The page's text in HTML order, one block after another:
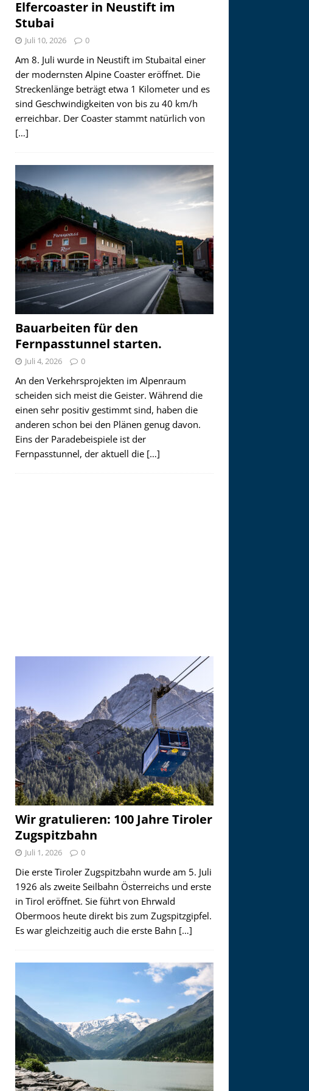
Elfercoaster in Neustift im
Stubai
Juli 10, 2026 0
Am 8. Juli wurde in Neustift im Stubaital einer
der modernsten Alpine Coaster eröffnet. Die
Streckenlänge beträgt etwa 1 Kilometer und es
sind Geschwindigkeiten von bis zu 40 km/h
erreichbar. Der Coaster stammt natürlich von
[…]
Bauarbeiten für den
Fernpasstunnel starten.
Juli 4, 2026 0
An den Verkehrsprojekten im Alpenraum
scheiden sich meist die Geister. Während die
einen sehr positiv gestimmt sind, haben die
anderen schon bei den Plänen genug davon.
Eins der Paradebeispiele ist der
Fernpasstunnel, der aktuell die […]
Wir gratulieren: 100 Jahre Tiroler
Zugspitzbahn
Juli 1, 2026 0
Die erste Tiroler Zugspitzbahn wurde am 5. Juli
1926 als zweite Seilbahn Österreichs und erste
in Tirol eröffnet. Sie führt von Ehrwald
Obermoos heute direkt bis zum Zugspitzgipfel.
Es war gleichzeitig auch die erste Bahn […]